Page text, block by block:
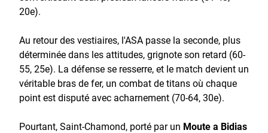
20e).
Au retour des vestiaires, l'ASA passe la seconde, plus
déterminée dans les attitudes, grignote son retard (60-
55, 25e). La défense se resserre, et le match devient un
véritable bras de fer, un combat de titans où chaque
point est disputé avec acharnement (70-64, 30e).
Pourtant, Saint-Chamond, porté par un Moute a Bidias